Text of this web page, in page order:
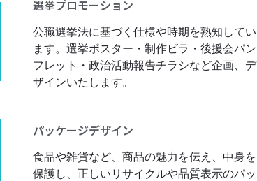
選挙プロモーション
公職選挙法に基づく仕様や時期を熟知してい
ます。選挙ポスター・制作ビラ・後援会パン
フレット・政治活動報告チラシなど企画、デ
ザインいたします。
パッケージデザイン
食品や雑貨など、商品の魅力を伝え、中身を
保護し、正しいリサイクルや品質表示のパッ